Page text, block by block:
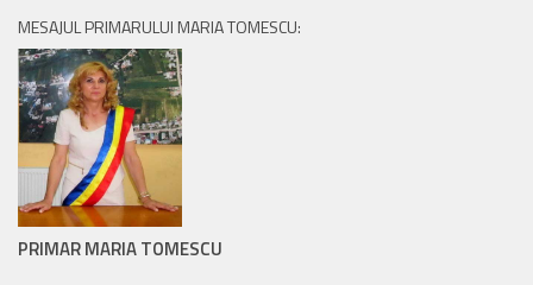
MESAJUL PRIMARULUI MARIA TOMESCU:
PRIMAR MARIA TOMESCU